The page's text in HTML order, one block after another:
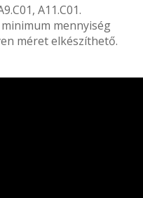
A11.C01.
mennyiség
méret elkészíthető.